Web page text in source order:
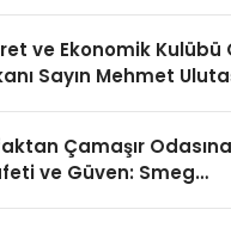
ve Ekonomik Kulübü
Sayın Mehmet
Çamaşır
ve Güven: Smeg